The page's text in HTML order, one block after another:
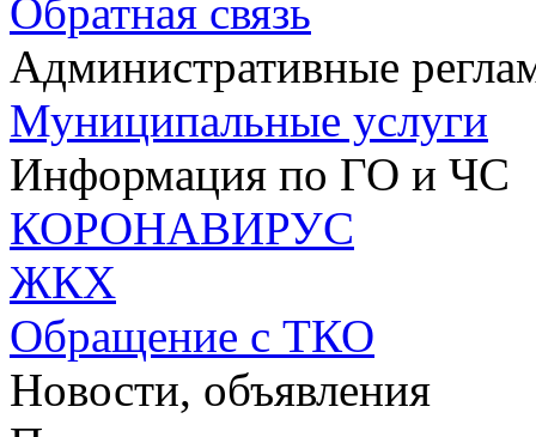
Обратная связь
Административные
Муниципальные услуги
Информация по ГО и ЧС
КОРОНАВИРУС
ЖКХ
Обращение с ТКО
Новости, объявления